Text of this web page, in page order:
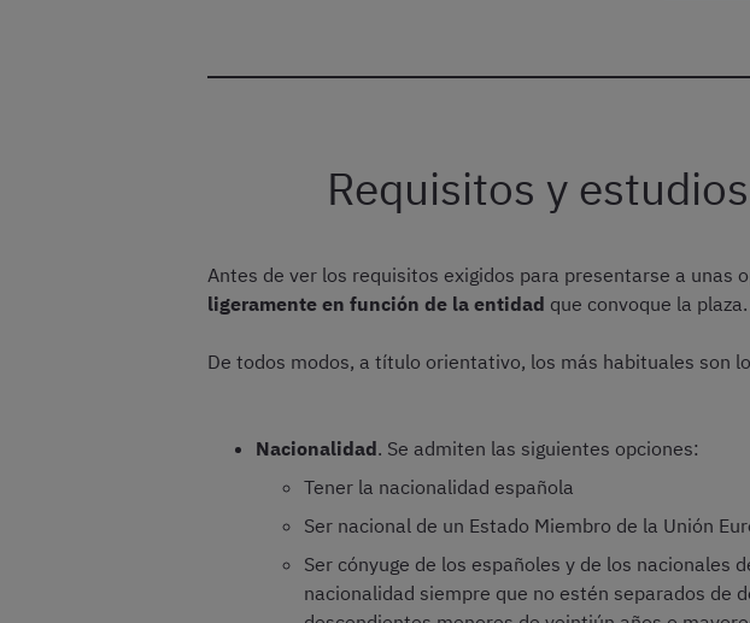
Requisitos y
Antes de ver los requisitos exigidos para presentarse a
ligeramente en función de la entidad que convoque la plaza.
De todos modos, a título orientativo, los más habituales son
Nacionalidad. Se admiten las siguientes opciones:
Tener la nacionalidad española
Ser nacional de un Estado Miembro de la Unión
Ser cónyuge de los españoles y de los nacionales
nacionalidad siempre que no estén separados de